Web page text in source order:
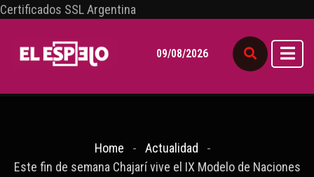
Certificados SSL Argentina
09/08/2026
Home
Actualidad
Este fin de semana Chajarí vive el IX Modelo de Naciones